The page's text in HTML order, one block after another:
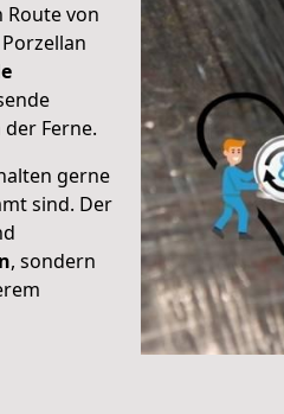
von
Ferne.
gerne
sind. Der
, sondern